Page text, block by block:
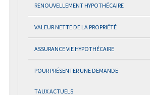
RENOUVELLEMENT HYPOTHÉCAIRE
VALEUR NETTE DE LA PROPRIÉTÉ
ASSURANCE VIE HYPOTHÉCAIRE
POUR PRÉSENTER UNE DEMANDE
TAUX ACTUELS